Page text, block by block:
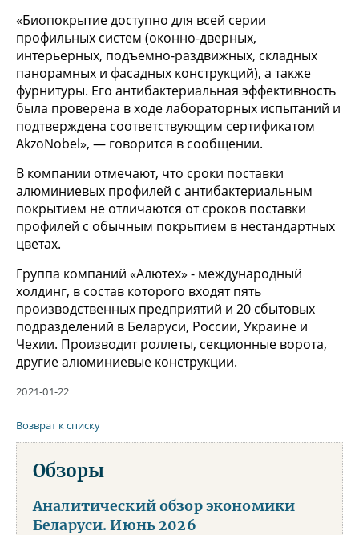
«Биопокрытие доступно для всей серии
профильных систем (оконно-дверных,
интерьерных, подъемно-раздвижных, складных
панорамных и фасадных конструкций), а также
фурнитуры. Его антибактериальная эффективность
была проверена в ходе лабораторных испытаний и
подтверждена соответствующим сертификатом
AkzoNobel», — говорится в сообщении.
В компании отмечают, что сроки поставки
алюминиевых профилей с антибактериальным
покрытием не отличаются от сроков поставки
профилей с обычным покрытием в нестандартных
цветах.
Группа компаний «Алютех» - международный
холдинг, в состав которого входят пять
производственных предприятий и 20 сбытовых
подразделений в Беларуси, России, Украине и
Чехии. Производит роллеты, секционные ворота,
другие алюминиевые конструкции.
2021-01-22
Возврат к списку
Обзоры
Аналитический обзор экономики
Беларуси. Июнь 2026